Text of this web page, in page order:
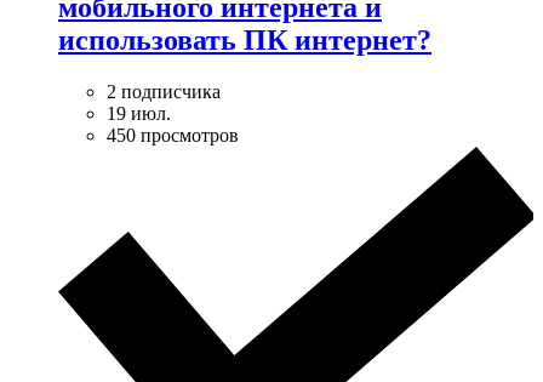
мобильного интернета и
использовать ПК интернет?
2 подписчика
19 июл.
450 просмотров